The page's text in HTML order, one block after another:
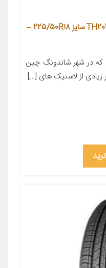
لاستیک خودرو تراینگل تایر مدل TH201 سایز 225/50R18 –
در شهر شاندونگ چین
زیادی از لاستیک های […]